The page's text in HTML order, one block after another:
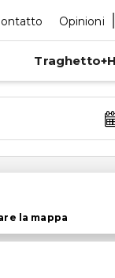
Opinioni
la mappa